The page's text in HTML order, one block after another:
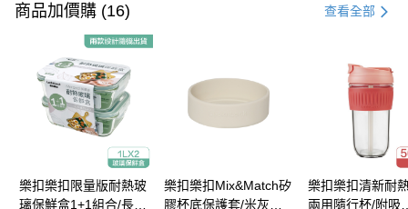
信用卡一次付款
Apple Pay
街口支付
大哥付你分期
相關說明
商品加價購 (16) 查看全部
樂扣樂扣限量版耐熱玻
璃保鮮盒1+1組合/長方
樂扣樂扣Mix&Match矽
膠杯底保護套/米灰
樂扣樂扣清新耐
兩用隨行杯/附吸